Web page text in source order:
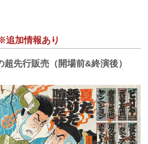
追加情報あり
先行販売（開場前&終演後）